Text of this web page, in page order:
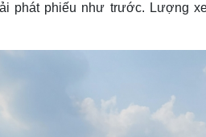
phát phiếu như trước. Lượng